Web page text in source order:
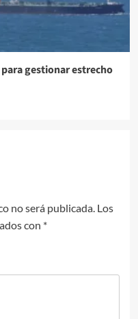
gestionar estrecho
no será publicada. Los
con *